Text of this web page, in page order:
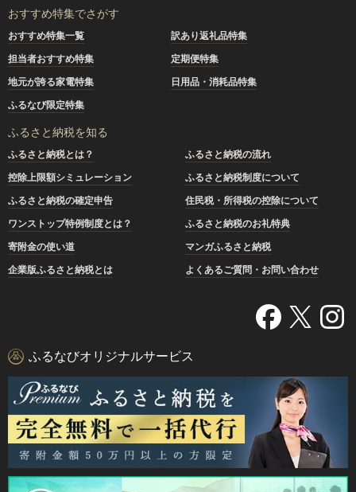
おすすめ特集でさがす
おすすめ特集一覧
訳あり返礼品特集
担当者おすすめ特集
定期便特集
地元が誇る家電特集
日用品・消耗品特集
ふるなび限定特集
ふるさと納税を知る
ふるさと納税とは？
ふるさと納税の流れ
控除上限額シミュレーション
ふるさと納税制度について
ふるさと納税の確定申告
住民税・所得税の控除について
ワンストップ特例制度とは？
ふるさと納税のお礼特典
寄附金の使い道
マンガふるさと納税
企業版ふるさと納税とは
よくあるご質問・お問い合わせ
ふるなびオリジナルサービス